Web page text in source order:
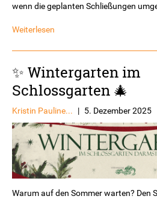
wenn die geplanten Schließungen
Weiterlesen
✨ Wintergarten im
Schlossgarten 🎄
Kristin Pauline... | 5. Dezember 2025
Warum auf den Sommer warten? Den